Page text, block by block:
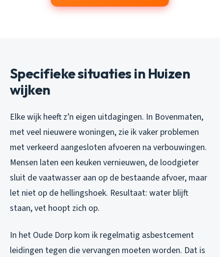
Specifieke situaties in Huizen
wijken
Elke wijk heeft z’n eigen uitdagingen. In Bovenmaten,
met veel nieuwere woningen, zie ik vaker problemen
met verkeerd aangesloten afvoeren na verbouwingen.
Mensen laten een keuken vernieuwen, de loodgieter
sluit de vaatwasser aan op de bestaande afvoer, maar
let niet op de hellingshoek. Resultaat: water blijft
staan, vet hoopt zich op.
In het Oude Dorp kom ik regelmatig asbestcement
leidingen tegen die vervangen moeten worden. Dat is